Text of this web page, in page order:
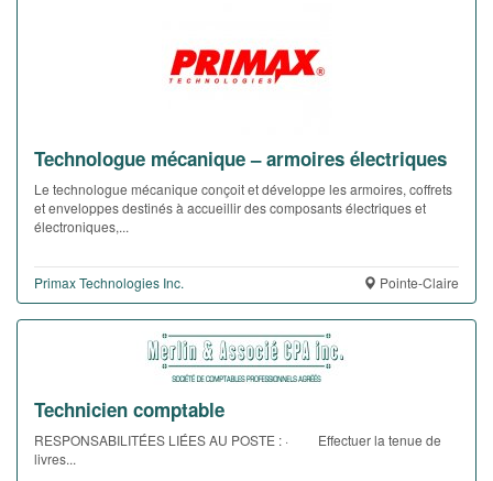
Technologue mécanique – armoires électriques
Le technologue mécanique conçoit et développe les armoires, coffrets
et enveloppes destinés à accueillir des composants électriques et
électroniques,...
Primax Technologies Inc. Pointe-Claire
Technicien comptable
RESPONSABILITÉES LIÉES AU POSTE : · Effectuer la tenue de
livres...